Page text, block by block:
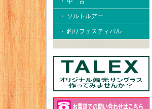
・ ソルトルアー
・ 釣りフェスティバル